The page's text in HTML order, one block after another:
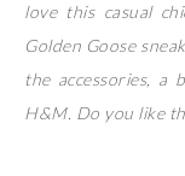
love this casual
Golden Goose
the accessories, a
H&M. Do you like